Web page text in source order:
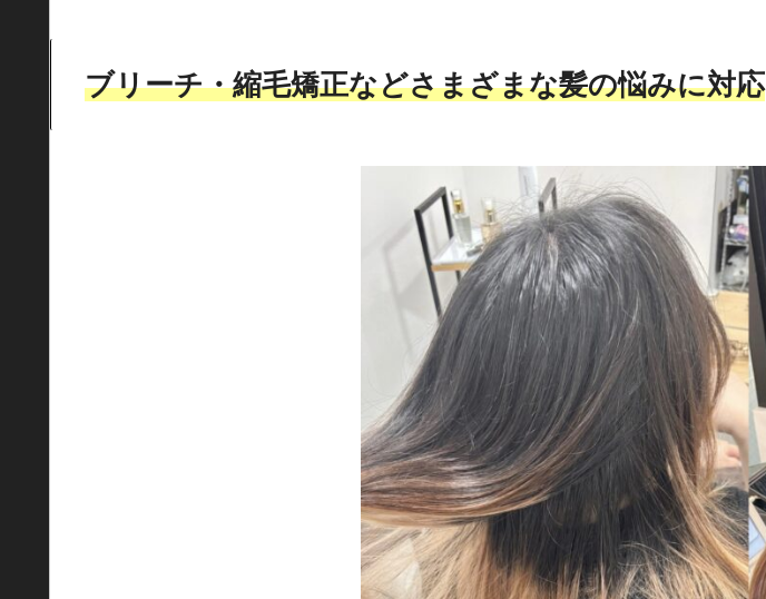
ブリーチ・縮毛矯正などさまざまな髪の悩みに対応